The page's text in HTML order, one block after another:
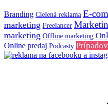
Branding Cielená reklama E-
marketing Freelancer
marketing Offline marketing
Online predaj Podcasty